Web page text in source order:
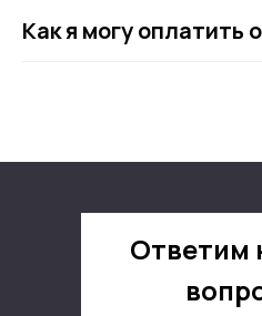
Как я могу оплатить
Ответим